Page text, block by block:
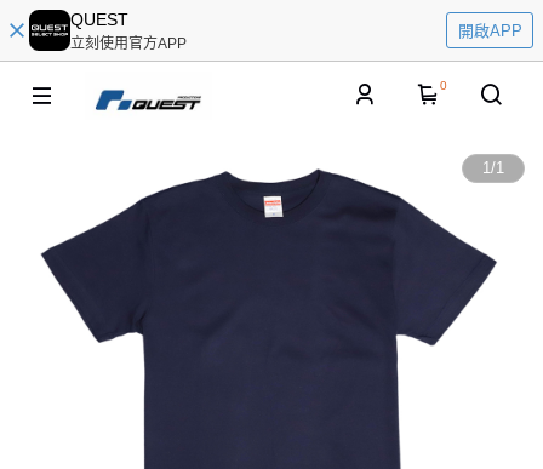
QUEST
立刻使用官方APP
開啟APP
0
1/1